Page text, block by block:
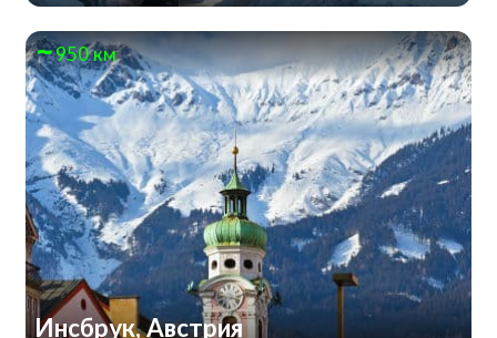
950 км
Инсбрук, Австрия